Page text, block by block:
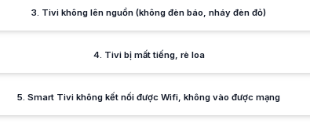
3. Tivi không lên nguồn (không đèn báo, nháy đèn đỏ)
4. Tivi bị mất tiếng, rè loa
5. Smart Tivi không kết nối được Wifi, không vào được mạng